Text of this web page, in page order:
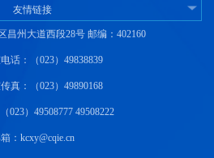
友情链接
昌州大道西段28号 邮编：402160
话：（023）49838839
真：（023）49890168
023）49508777 49508222
：kcxy@cqie.cn